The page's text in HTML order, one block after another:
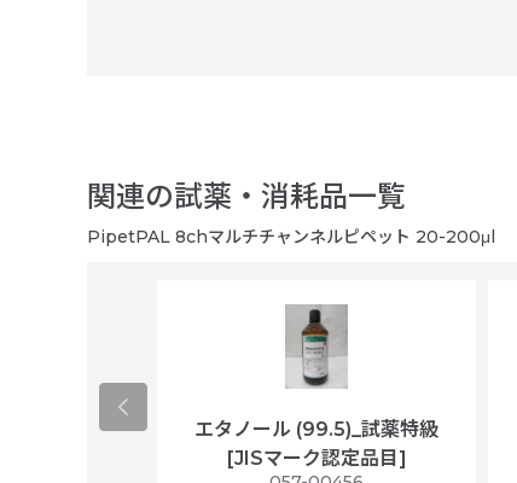
関連の試薬・消耗品一覧
PipetPAL 8chマルチチャンネルピペット 20-200μl
エタノール (99.5)_試薬特級
[JISマーク認定品目]